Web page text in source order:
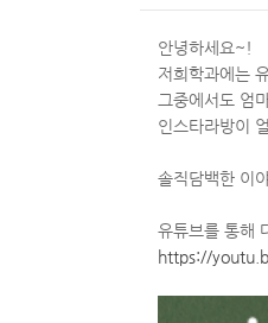
안녕하세요~!
저희학과에는
그중에서도 엄
인스타라방이
솔직담백한 이
유튜브를 통해
https://